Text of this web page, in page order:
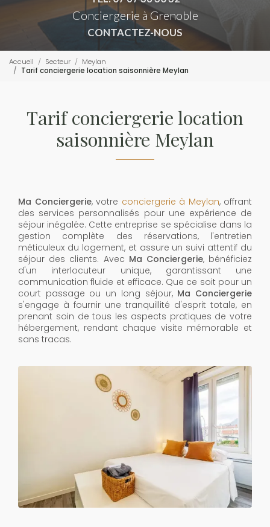
Conciergerie à Grenoble
CONTACTEZ-NOUS
Accueil Secteur
Meylan
Tarif conciergerie location saisonnière Meylan
Tarif conciergerie location
saisonnière Meylan
Ma Conciergerie, votre conciergerie à Meylan, offrant
des services personnalisés pour une expérience de
séjour inégalée. Cette entreprise se spécialise dans la
gestion complète des réservations, l'entretien
méticuleux du logement, et assure un suivi attentif du
séjour des clients. Avec Ma Conciergerie, bénéficiez
d'un interlocuteur unique, garantissant une
communication fluide et efficace. Que ce soit pour un
court passage ou un long séjour, Ma Conciergerie
s'engage à fournir une tranquillité d'esprit totale, en
prenant soin de tous les aspects pratiques de votre
hébergement, rendant chaque visite mémorable et
sans tracas.